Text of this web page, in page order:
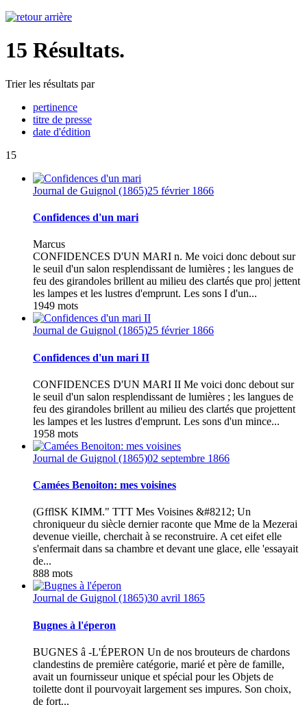
15 Résultats.
Trier les résultats par
pertinence
titre de presse
date d'édition
15
Journal de Guignol (1865)25 février 1866
Confidences d'un mari
Marcus
CONFIDENCES D'UN MARI n. Me voici donc debout sur
le seuil d'un salon resplendissant de lumières ; les langues de
feu des girandoles brillent au milieu des clartés que pro| jettent
les lampes et les lustres d'emprunt. Les sons I d'un...
1949 mots
Journal de Guignol (1865)25 février 1866
Confidences d'un mari II
CONFIDENCES D'UN MARI II Me voici donc debout sur
le seuil d'un salon resplendissant de lumières ; les langues de
feu des girandoles brillent au milieu des clartés que projettent
les lampes et les lustres d'emprunt. Les sons d'un mince...
1958 mots
Journal de Guignol (1865)02 septembre 1866
Camées Benoiton: mes voisines
(GfflSK KIMM." TTT Mes Voisines &#8212; Un
chroniqueur du siècle dernier raconte que Mme de la Mezerai
devenue vieille, cherchait à se reconstruire. A cet eifet elle
s'enfermait dans sa chambre et devant une glace, elle 'essayait
de...
888 mots
Journal de Guignol (1865)30 avril 1865
Bugnes à l'éperon
BUGNES â -L'ÉPERON Un de nos brouteurs de chardons
clandestins de première catégorie, marié et père de famille,
avait un fournisseur unique et spécial pour les Objets de
toilette dont il pourvoyait largement ses impures. Son choix,
de fort...